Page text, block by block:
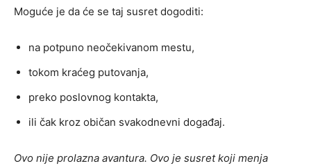
Moguće je da će se taj susret dogoditi:
na potpuno neočekivanom mestu,
tokom kraćeg putovanja,
preko poslovnog kontakta,
ili čak kroz običan svakodnevni događaj.
Ovo nije prolazna avantura. Ovo je susret koji menja